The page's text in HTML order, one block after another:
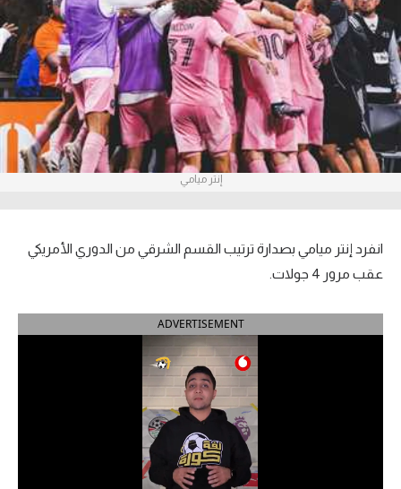
آراء حرة
ركن الألعاب
بطولات
أمريكا 2026
الدوري الإسباني
الدوري الإيطالي
الدوري السعودي للمحترفين
إنتر ميامي
انفرد إنتر ميامي بصدارة ترتيب القسم الشرقي من الدوري الأمريكي
عقب مرور 4 جولات.
ADVERTISEMENT